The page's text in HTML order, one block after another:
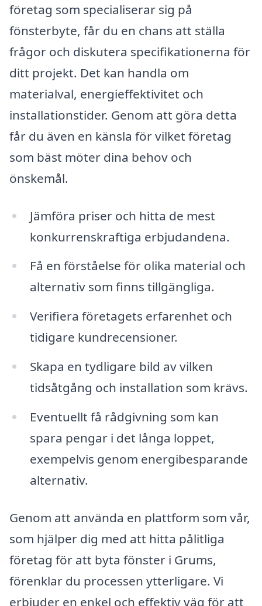
företag som specialiserar sig på
fönsterbyte, får du en chans att ställa
frågor och diskutera specifikationerna för
ditt projekt. Det kan handla om
materialval, energieffektivitet och
installationstider. Genom att göra detta
får du även en känsla för vilket företag
som bäst möter dina behov och
önskemål.
Jämföra priser och hitta de mest
konkurrenskraftiga erbjudandena.
Få en förståelse för olika material och
alternativ som finns tillgängliga.
Verifiera företagets erfarenhet och
tidigare kundrecensioner.
Skapa en tydligare bild av vilken
tidsåtgång och installation som krävs.
Eventuellt få rådgivning som kan
spara pengar i det långa loppet,
exempelvis genom energibesparande
alternativ.
Genom att använda en plattform som vår,
som hjälper dig med att hitta pålitliga
företag för att byta fönster i Grums,
förenklar du processen ytterligare. Vi
erbjuder en enkel och effektiv väg för att